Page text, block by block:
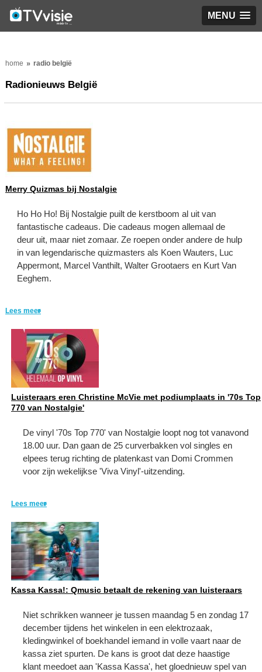
MENU
home radio belgië
Radionieuws België
Merry Quizmas bij Nostalgie
Ho Ho Ho! Bij Nostalgie puilt de kerstboom al uit van
fantastische cadeaus. Die cadeaus mogen allemaal de
deur uit, maar niet zomaar. Ze roepen onder andere de hulp
in van legendarische quizmasters als Koen Wauters, Luc
Appermont, Marcel Vanthilt, Walter Grootaers en Kurt Van
Eeghem.
Lees meer
Luisteraars eren Christine McVie met podiumplaats in '70s Top
770 van Nostalgie'
De vinyl '70s Top 770' van Nostalgie loopt nog tot vanavond
18.00 uur. Dan gaan de 25 curverbakken vol singles en
elpees terug richting de platenkast van Domi Crommen
voor zijn wekelijkse 'Viva Vinyl'-uitzending.
Lees meer
Kassa Kassa!: Qmusic betaalt de rekening van luisteraars
Niet schrikken wanneer je tussen maandag 5 en zondag 17
december tijdens het winkelen in een elektrozaak,
kledingwinkel of boekhandel iemand in volle vaart naar de
kassa ziet spurten. De kans is groot dat deze haastige
klant meedoet aan 'Kassa Kassa', het gloednieuw spel van